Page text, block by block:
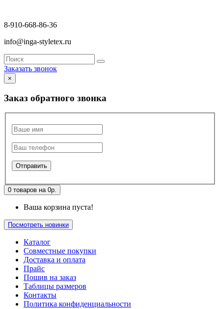
8-910-668-86-36
info@inga-styletex.ru
Заказать звонок
×
Заказ обратного звонка
0 товаров на 0р.
Ваша корзина пуста!
Посмотреть новинки
Каталог
Совместные покупки
Доставка и оплата
Прайс
Пошив на заказ
Таблицы размеров
Контакты
Политика конфиденциальности